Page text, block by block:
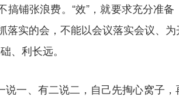
铺张浪费。“效”，就要求充分准
实的会，不能以会议落实会议、
、利长远。
一、有二说二，自己先掏心窝子